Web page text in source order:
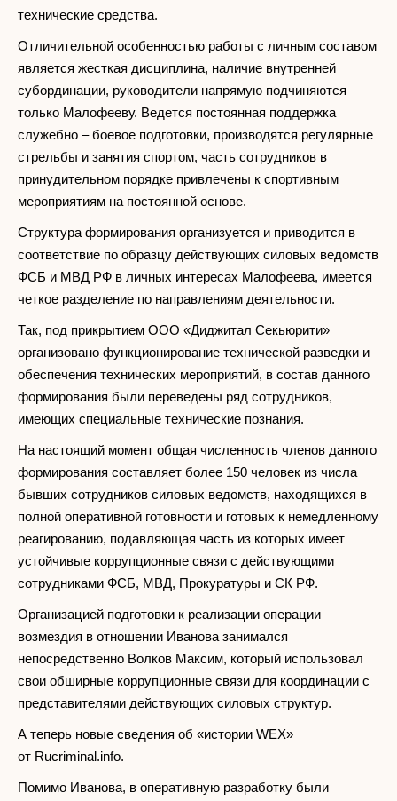
технические средства.
Отличительной особенностью работы с личным составом
является жесткая дисциплина, наличие внутренней
субординации, руководители напрямую подчиняются
только Малофееву. Ведется постоянная поддержка
служебно – боевое подготовки, производятся регулярные
стрельбы и занятия спортом, часть сотрудников в
принудительном порядке привлечены к спортивным
мероприятиям на постоянной основе.
Структура формирования организуется и приводится в
соответствие по образцу действующих силовых ведомств
ФСБ и МВД РФ в личных интересах Малофеева, имеется
четкое разделение по направлениям деятельности.
Так, под прикрытием ООО «Диджитал Секьюрити»
организовано функционирование технической разведки и
обеспечения технических мероприятий, в состав данного
формирования были переведены ряд сотрудников,
имеющих специальные технические познания.
На настоящий момент общая численность членов данного
формирования составляет более 150 человек из числа
бывших сотрудников силовых ведомств, находящихся в
полной оперативной готовности и готовых к немедленному
реагированию, подавляющая часть из которых имеет
устойчивые коррупционные связи с действующими
сотрудниками ФСБ, МВД, Прокуратуры и СК РФ.
Организацией подготовки к реализации операции
возмездия в отношении Иванова занимался
непосредственно Волков Максим, который использовал
свои обширные коррупционные связи для координации с
представителями действующих силовых структур.
А теперь новые сведения об «истории WEX»
от Rucriminal.info.
Помимо Иванова, в оперативную разработку были